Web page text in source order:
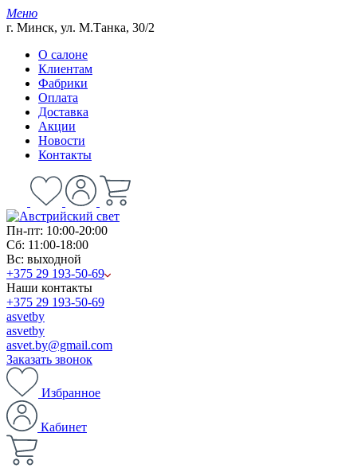
Меню
г. Минск, ул. М.Танка, 30/2
О салоне
Клиентам
Фабрики
Оплата
Доставка
Акции
Новости
Контакты
Пн-пт: 10:00-20:00
Сб: 11:00-18:00
Вс: выходной
+375 29 193-50-69
Наши контакты
+375 29 193-50-69
asvetby
asvetby
asvet.by@gmail.com
Заказать звонок
Избранное
Кабинет